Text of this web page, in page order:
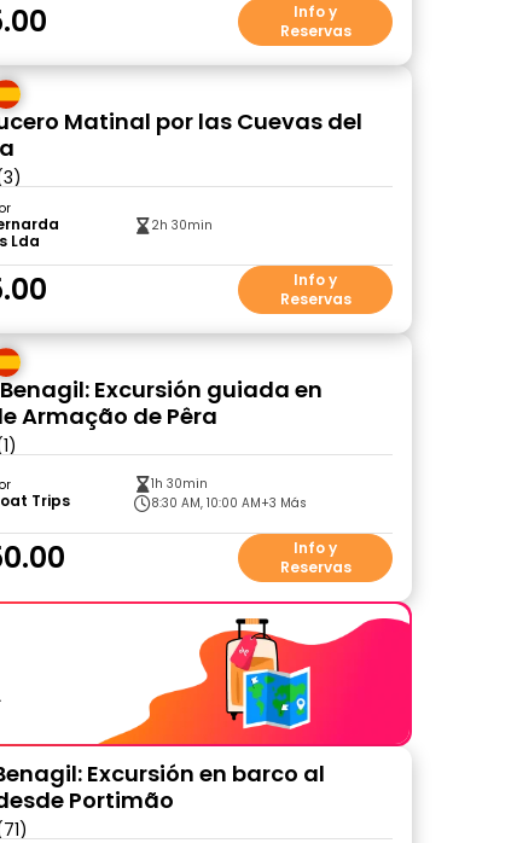
Info y
Reservas
Matinal por las Cuevas del
Lda
2h 30min
Info y
Reservas
Excursión guiada en
Armação de Pêra
Trips
1h 30min
8:30 AM, 10:00 AM+3 Más
Info y
Reservas
Excursión en barco al
Portimão